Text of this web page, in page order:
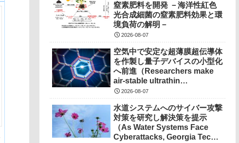
窒素肥料を開発 －海洋性紅色
光合成細菌の窒素肥料効果と環
境負荷の解明－
2026-08-07
空気中で安定な超薄膜超伝導体
を作製し量子デバイスの小型化
へ前進（Researchers make
air-stable ultrathin
superconductors more
devices）
2026-08-07
水道システムへのサイバー攻撃
対策を研究し解決策を提示
（As Water Systems Face
Cyberattacks, Georgia Tech